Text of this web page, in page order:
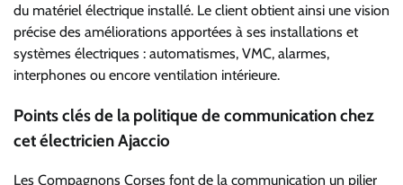
du matériel électrique installé. Le client obtient ainsi une vision
précise des améliorations apportées à ses installations et
systèmes électriques : automatismes, VMC, alarmes,
interphones ou encore ventilation intérieure.
Points clés de la politique de communication chez
cet électricien Ajaccio
Les Compagnons Corses font de la communication un pilier